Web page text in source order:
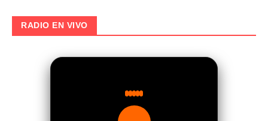
RADIO EN VIVO